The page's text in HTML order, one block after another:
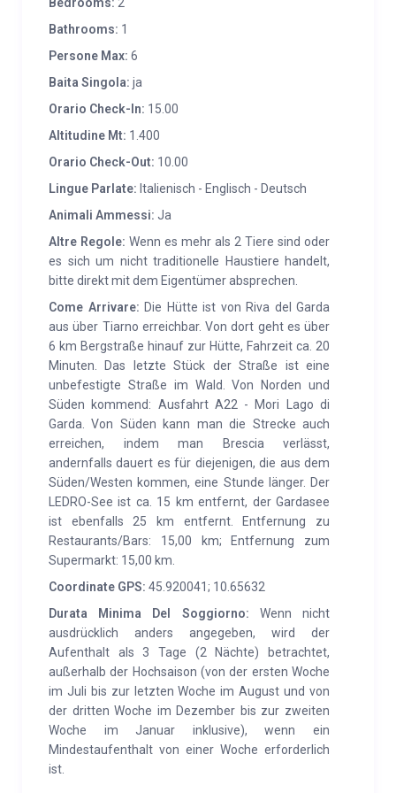
erlaubt: max. 3; Heizung Wohnfläche 80 m². Die
stellen Trinkwasser in Flaschen zur Verfügung.
DIENSTLEISTUNGEN:
bietet, sind rein positive Energien, Schaukelstühle vor
Wohnbereich, ein Park/ 17.000 m² großer Außenwald
mit einer kleinen Festung zum Erkunden und einem
Baumhaus zum Spielen. Sportmöglichkeiten in der
Umgebung: Radfahren, Mountainbiken sowie
Wandern. Garten und Außenbereiche mit Grill (Grill)
Privatparkplatz
Bathrooms: 1
Persone Max: 6
Baita Singola: ja
Orario Check-In: 15.00
Altitudine Mt: 1.400
Orario Check-Out: 10.00
Lingue Parlate: Italienisch - Englisch - Deutsch
Animali Ammessi: Ja
Altre Regole: Wenn es mehr als 2 Tiere sind oder
es sich um nicht traditionelle Haustiere handelt,
bitte direkt mit dem Eigentümer absprechen.
Come Arrivare: Die Hütte ist von Riva del Garda
aus über Tiarno erreichbar. Von dort geht es über
6 km Bergstraße hinauf zur Hütte, Fahrzeit ca. 20
Minuten. Das letzte Stück der Straße ist eine
unbefestigte Straße im Wald. Von Norden und
Süden kommend: Ausfahrt A22 - Mori Lago di
Garda. Von Süden kann man die Strecke auch
erreichen, indem man Brescia verlässt,
andernfalls dauert es für diejenigen, die aus dem
Süden/Westen kommen, eine Stunde länger. Der
LEDRO-See ist ca. 15 km entfernt, der Gardasee
ist ebenfalls 25 km entfernt. Entfernung zu
Restaurants/Bars: 15,00 km; Entfernung zum
Supermarkt: 15,00 km.
Coordinate GPS: 45.920041; 10.65632
Durata Minima Del Soggiorno: Wenn nicht
ausdrücklich anders angegeben, wird der
Aufenthalt als 3 Tage (2 Nächte) betrachtet,
außerhalb der Hochsaison (von der ersten Woche
im Juli bis zur letzten Woche im August und von
der dritten Woche im Dezember bis zur zweiten
Woche im Januar inklusive), wenn ein
Mindestaufenthalt von einer Woche erforderlich
ist.